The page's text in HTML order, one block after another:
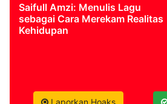
Saifull Amzi: Menulis Lagu
sebagai Cara Merekam Realitas
Kehidupan